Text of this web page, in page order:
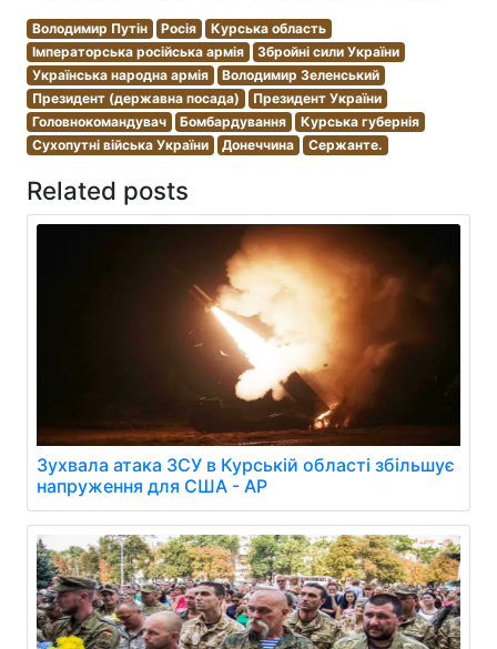
Володимир Путін Росія
Курська область
Імператорська російська армія
Збройні сили України
Українська народна армія
Володимир Зеленський
Президент (державна посада)
Президент України
Головнокомандувач
Бомбардування
Курська губернія
Сухопутні війська України
Донеччина Сержанте.
Related posts
Зухвала атака ЗСУ в Курській області збільшує
напруження для США - AP